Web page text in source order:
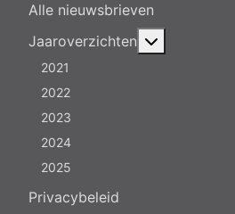
Alle nieuwsbrieven
Jaaroverzichten
2021
2022
2023
2024
2025
Privacybeleid